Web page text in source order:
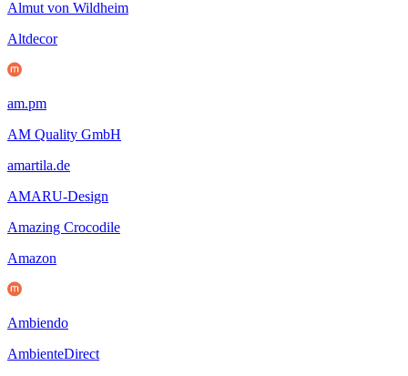
Almut von Wildheim
Altdecor
am.pm
AM Quality GmbH
amartila.de
AMARU-Design
Amazing Crocodile
Amazon
Ambiendo
AmbienteDirect